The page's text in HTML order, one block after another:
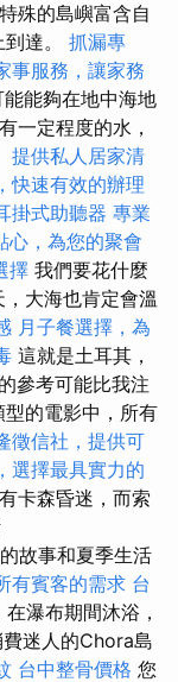
殊的島嶼富含自
達。 抓漏專
事服務，讓家務
能夠在地中海地
一定程度的水，
提供私人居家清
快速有效的辦理
掛式助聽器 專業
心，為您的聚會
擇 我們要花什麼
大海也肯定會溫
月子餐選擇，為
這就是土耳其，
參考可能比我注
的電影中，所有
徵信社，提供可
選擇最具實力的
卡森昏迷，而索
故事和夏季生活
有賓客的需求 台
瀑布期間沐浴，
迷人的Chora島
台中整骨價格 您